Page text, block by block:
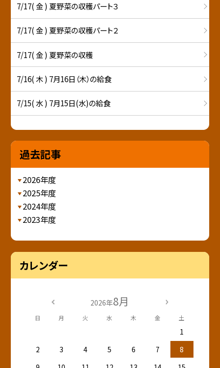
7/17( 金 ) 夏野菜の収穫パート３
7/17( 金 ) 夏野菜の収穫パート２
7/17( 金 ) 夏野菜の収穫
7/16( 木 ) 7月16日（木）の給食
7/15( 水 ) 7月15日(水)の給食
過去記事
2026年度
2025年度
2024年度
2023年度
カレンダー
2026年8月
日 月 火 水 木 金 土
1
2
3 4 5 6 7
8